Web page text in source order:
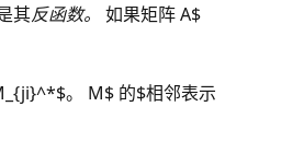
其反函数。
如果矩阵 A$
。 M$ 的$相邻表示